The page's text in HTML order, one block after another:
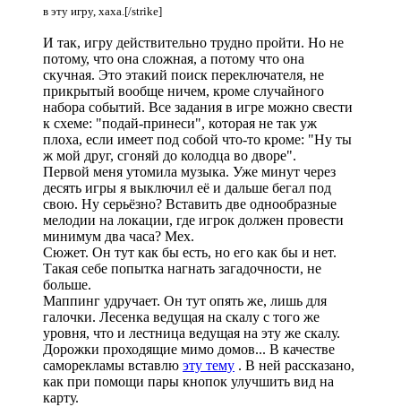
в эту игру, хаха.[/strike]
И так, игру действительно трудно пройти. Но не
потому, что она сложная, а потому что она
скучная. Это этакий поиск переключателя, не
прикрытый вообще ничем, кроме случайного
набора событий. Все задания в игре можно свести
к схеме: "подай-принеси", которая не так уж
плоха, если имеет под собой что-то кроме: "Ну ты
ж мой друг, сгоняй до колодца во дворе".
Первой меня утомила музыка. Уже минут через
десять игры я выключил её и дальше бегал под
свою. Ну серьёзно? Вставить две однообразные
мелодии на локации, где игрок должен провести
минимум два часа? Мех.
Сюжет. Он тут как бы есть, но его как бы и нет.
Такая себе попытка нагнать загадочности, не
больше.
Маппинг удручает. Он тут опять же, лишь для
галочки. Лесенка ведущая на скалу с того же
уровня, что и лестница ведущая на эту же скалу.
Дорожки проходящие мимо домов... В качестве
саморекламы вставлю эту тему . В ней рассказано,
как при помощи пары кнопок улучшить вид на
карту.